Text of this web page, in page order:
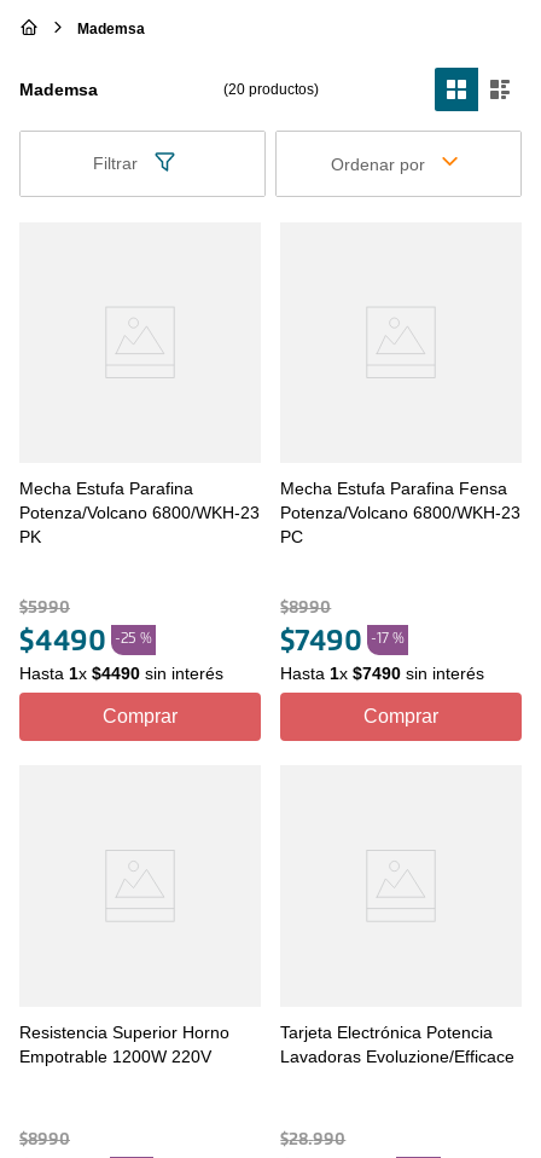
Mademsa
Mademsa 20 productos
Filtrar Ordenar por
Mecha Estufa Parafina
Potenza/Volcano 6800/WKH-23
PK
$5990
$4490 -25 %
Hasta 1x $4490 sin interés
Comprar
Mecha Estufa Parafina Fensa
Potenza/Volcano 6800/WKH-23
PC
$8990
$7490 - 17 %
Hasta1x$7490 sin interés
Comprar
Resistencia Superior Horno
Empotrable 1200W 220V
$8990
Tarjeta Electrónica Potencia
Lavadoras Evoluzione/Efficace
$28.990